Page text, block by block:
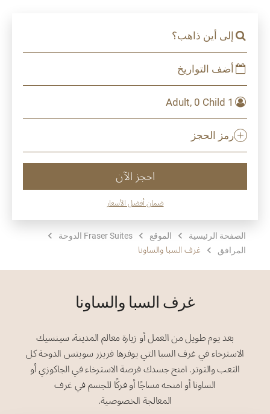
إلى أين ذاهب؟
أضف التواريخ
1 Adult, 0 Child
رمز الحجز
احجز الآن
ضمان أفضل الأسعار
الصفحة الرئيسية الموقع
Fraser Suites الدوحة
المرافق
غرف السبا والساونا
غرف السبا والساونا
بعد يوم طويل من العمل أو زيارة معالم المدينة، سينسيك
الاسترخاء في غرف السبا التي يوفرها فريزر سويتس الدوحة كل
التعب والتوتر. امنح جسدك فرصة الاسترخاء في الجاكوزي أو
الساونا أو امنحه مساجًا أو فركًا للجسم في غرف
المعالجة الخصوصية.